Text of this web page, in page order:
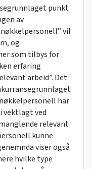
punkt
av
vil
og
som tilbys for
erfaring
arbeid”. Det
har
vektlagt ved
relevant
kunne
viser også
hvilke type